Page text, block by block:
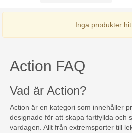
Inga produkter
Action FAQ
Vad är Action?
Action är en kategori som innehåller
designade för att skapa fartfyllda och
vardagen. Allt från extremsporter till